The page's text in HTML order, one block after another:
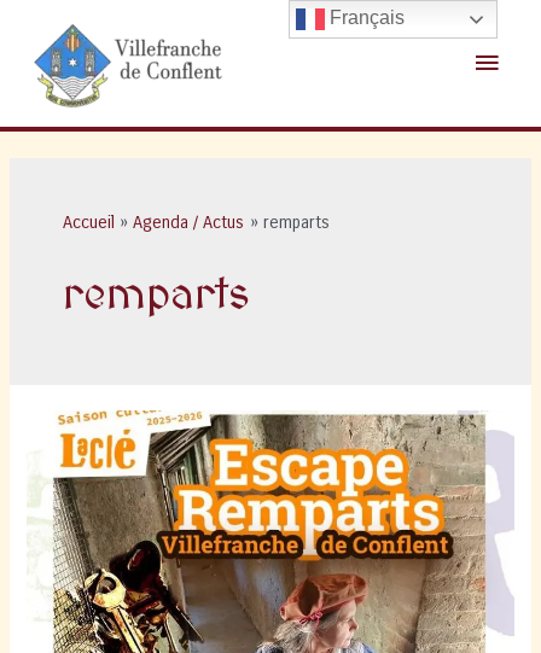
contenu
Menu
Accueil Agenda / Actus remparts
remparts
Français